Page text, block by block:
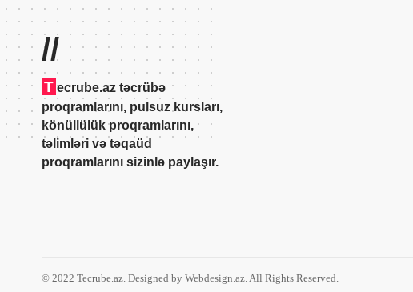
//
T ecrube.az təcrübə
proqramlarını, pulsuz kursları,
könüllülük proqramlarını,
təlimləri və təqaüd
proqramlarını sizinlə paylaşır.
© 2022 Tecrube.az. Designed by Webdesign.az. All Rights Reserved.